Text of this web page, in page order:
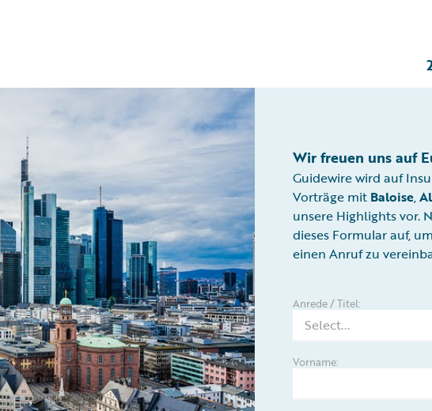
Wir freuen uns auf
Guidewire wird auf
Vorträge mit Baloise,
unsere Highlights vor.
dieses Formular auf,
einen Anruf zu
Anrede / Titel:
Vorname: